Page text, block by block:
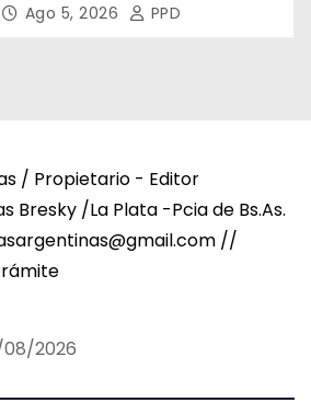
Ago 5, 2026 PPD
/ Propietario - Editor
Bresky /La Plata -Pcia de Bs.As.
//
08/2026